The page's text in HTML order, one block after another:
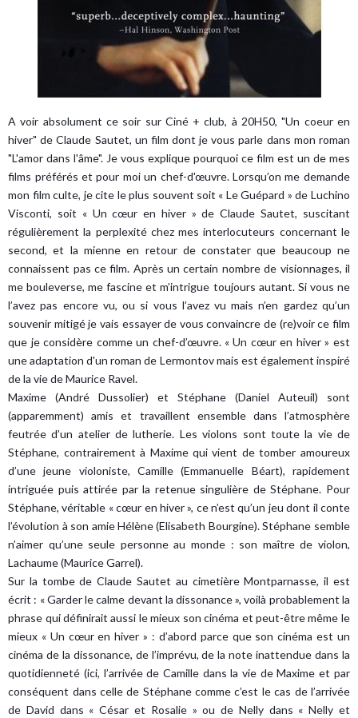
A voir absolument ce soir sur Ciné + club, à 20H50, "Un coeur en
hiver" de Claude Sautet, un film dont je vous parle dans mon roman
"L'amor dans l'âme". Je vous explique pourquoi ce film est un de mes
films préférés et pour moi un chef-d'œuvre. Lorsqu’on me demande
mon film culte, je cite le plus souvent soit « Le Guépard » de Luchino
Visconti, soit « Un cœur en hiver » de Claude Sautet, suscitant
régulièrement la perplexité chez mes interlocuteurs concernant le
second, et la mienne en retour de constater que beaucoup ne
connaissent pas ce film. Après un certain nombre de visionnages, il
me bouleverse, me fascine et m’intrigue toujours autant. Si vous ne
l’avez pas encore vu, ou si vous l’avez vu mais n’en gardez qu’un
souvenir mitigé je vais essayer de vous convaincre de (re)voir ce film
que je considère comme un chef-d’œuvre. « Un cœur en hiver » est
une adaptation d'un roman de Lermontov mais est également inspiré
de la vie de Maurice Ravel.
Maxime (André Dussolier) et Stéphane (Daniel Auteuil) sont
(apparemment) amis et travaillent ensemble dans l’atmosphère
feutrée d’un atelier de lutherie. Les violons sont toute la vie de
Stéphane, contrairement à Maxime qui vient de tomber amoureux
d’une jeune violoniste, Camille (Emmanuelle Béart), rapidement
intriguée puis attirée par la retenue singulière de Stéphane. Pour
Stéphane, véritable « cœur en hiver », ce n’est qu’un jeu dont il conte
l’évolution à son amie Hélène (Elisabeth Bourgine). Stéphane semble
n’aimer qu’une seule personne au monde : son maître de violon,
Lachaume (Maurice Garrel).
Sur la tombe de Claude Sautet au cimetière Montparnasse, il est
écrit : « Garder le calme devant la dissonance », voilà probablement la
phrase qui définirait aussi le mieux son cinéma et peut-être même le
mieux « Un cœur en hiver » : d’abord parce que son cinéma est un
cinéma de la dissonance, de l’imprévu, de la note inattendue dans la
quotidienneté (ici, l’arrivée de Camille dans la vie de Maxime et par
conséquent dans celle de Stéphane comme c’est le cas de l’arrivée
de David dans « César et Rosalie » ou de Nelly dans « Nelly et